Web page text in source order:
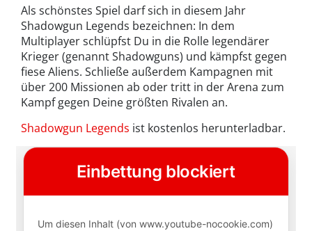
Als schönstes Spiel darf sich in diesem Jahr
Shadowgun Legends bezeichnen: In dem
Multiplayer schlüpfst Du in die Rolle legendärer
Krieger (genannt Shadowguns) und kämpfst gegen
fiese Aliens. Schließe außerdem Kampagnen mit
über 200 Missionen ab oder tritt in der Arena zum
Kampf gegen Deine größten Rivalen an.
Shadowgun Legends ist kostenlos herunterladbar.